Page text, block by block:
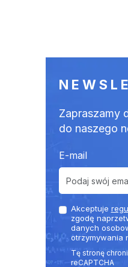
Zapraszamy
do naszego
E-mail
Akceptuje
zgodę
danych
otrzymywania